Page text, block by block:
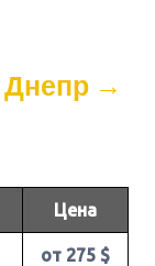
Днепр →
Цена
от 275 $